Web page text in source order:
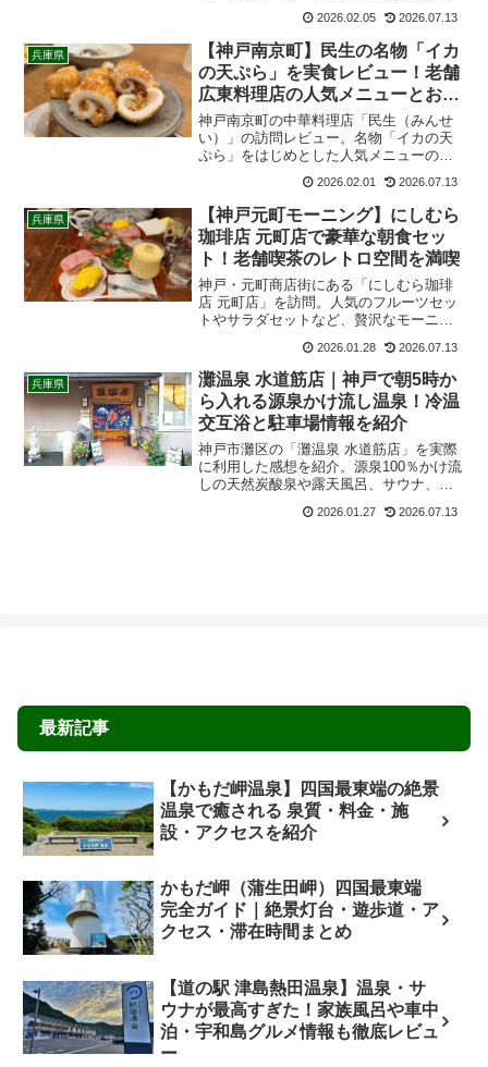
業時間やアクセス、食べ歩きのマナーも
詳しく解説。
2026.02.05 2026.07.13
兵庫県
【神戸南京町】民生の名物「イカ
の天ぷら」を実食レビュー！老舗
広東料理店の人気メニューとおす
すめ料理を紹介
神戸南京町の中華料理店「民生（みんせ
い）」の訪問レビュー。名物「イカの天
ぷら」をはじめとした人気メニューの感
とめました。南京町での食事選びに迷っ
ている方、老舗の味を楽しみたい方にお
すすめの記事です。
2026.02.01 2026.07.13
兵庫県
【神戸元町モーニング】にしむら
珈琲店 元町店で豪華な朝食セッ
ト！老舗喫茶のレトロ空間を満喫
神戸・元町商店街にある「にしむら珈琲
店 元町店」を訪問。人気のフルーツセッ
トやサラダセットなど、贅沢なモーニン
と、そこには都会の喧騒を忘れるクラシ
ックで上質な時間が流れていました。丁
寧な接客と絶品コーヒー、季節のスイー
ツに癒され自分へのご褒美やデートにも
おすすめ
2026.01.28 2026.07.13
兵庫県
灘温泉 水道筋店｜神戸で朝5時か
ら入れる源泉かけ流し温泉！冷温
交互浴と駐車場情報を紹介
神戸市灘区の「灘温泉 水道筋店」を実際
に利用した感想を紹介。源泉100％かけ流
しの天然炭酸泉や露天風呂、サウナ、料
で詳しく解説します。500円で楽しめる神
2026.01.27 2026.07.13
最新記事
【かもだ岬温泉】四国最東端の絶景
温泉で癒される 泉質・料金・施
設・アクセスを紹介
かもだ岬（蒲生田岬）四国最東端
完全ガイド｜絶景灯台・遊歩道・ア
クセス・滞在時間まとめ
【道の駅 津島熱田温泉】温泉・サ
ウナが最高すぎた！家族風呂や車中
泊・宇和島グルメ情報も徹底レビュ
ー